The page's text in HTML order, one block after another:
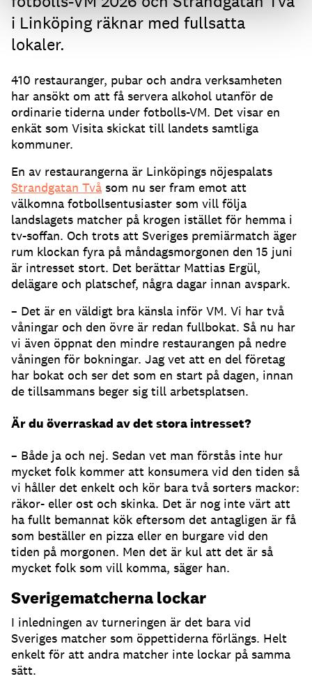
i Linköping räknar med fullsatta
lokaler.
410 restauranger, pubar och andra verksamheten
har ansökt om att få servera alkohol utanför de
ordinarie tiderna under fotbolls-VM. Det visar en
enkät som Visita skickat till landets samtliga
kommuner.
En av restaurangerna är Linköpings nöjespalats
Strandgatan Två som nu ser fram emot att
välkomna fotbollsentusiaster som vill följa
landslagets matcher på krogen istället för hemma i
tv-soffan. Och trots att Sveriges premiärmatch äger
rum klockan fyra på måndagsmorgonen den 15 juni
är intresset stort. Det berättar Mattias Ergül,
delägare och platschef, några dagar innan avspark.
– Det är en väldigt bra känsla inför VM. Vi har två
våningar och den övre är redan fullbokat. Så nu har
vi även öppnat den mindre restaurangen på nedre
våningen för bokningar. Jag vet att en del företag
har bokat och ser det som en start på dagen, innan
de tillsammans beger sig till arbetsplatsen.
Är du överraskad av det stora intresset?
– Både ja och nej. Sedan vet man förstås inte hur
mycket folk kommer att konsumera vid den tiden så
vi håller det enkelt och kör bara två sorters mackor:
räkor- eller ost och skinka. Det är nog inte värt att
ha fullt bemannat kök eftersom det antagligen är få
som beställer en pizza eller en burgare vid den
tiden på morgonen. Men det är kul att det är så
mycket folk som vill komma, säger han.
Sverigematcherna lockar
I inledningen av turneringen är det bara vid
Sveriges matcher som öppettiderna förlängs. Helt
enkelt för att andra matcher inte lockar på samma
sätt.